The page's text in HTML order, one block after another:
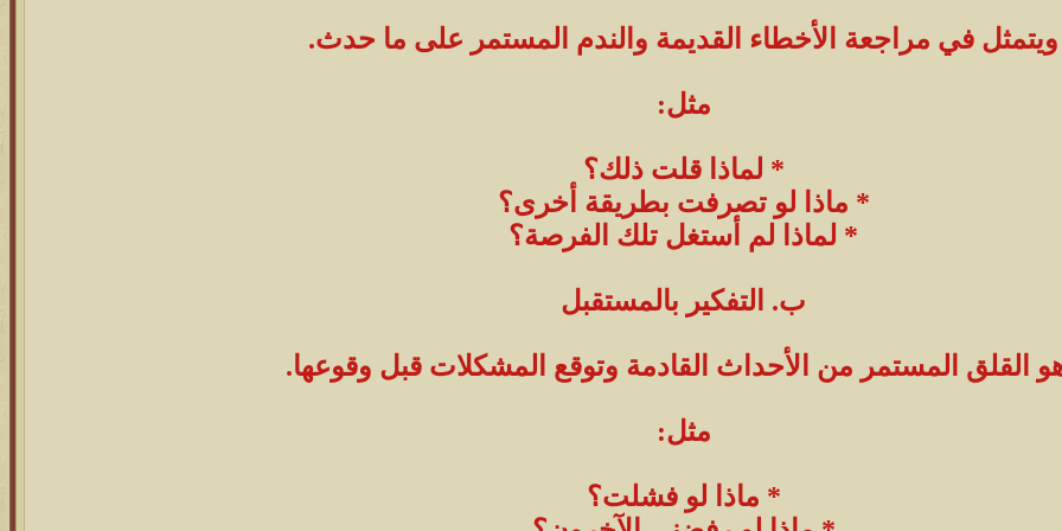
ويتمثل في مراجعة الأخطاء القديمة والندم المستمر على ما حدث.
مثل:
* لماذا قلت ذلك؟
* ماذا لو تصرفت بطريقة أخرى؟
* لماذا لم أستغل تلك الفرصة؟
ب. التفكير بالمستقبل
القلق المستمر من الأحداث القادمة وتوقع المشكلات قبل وقوعها.
مثل:
* ماذا لو فشلت؟